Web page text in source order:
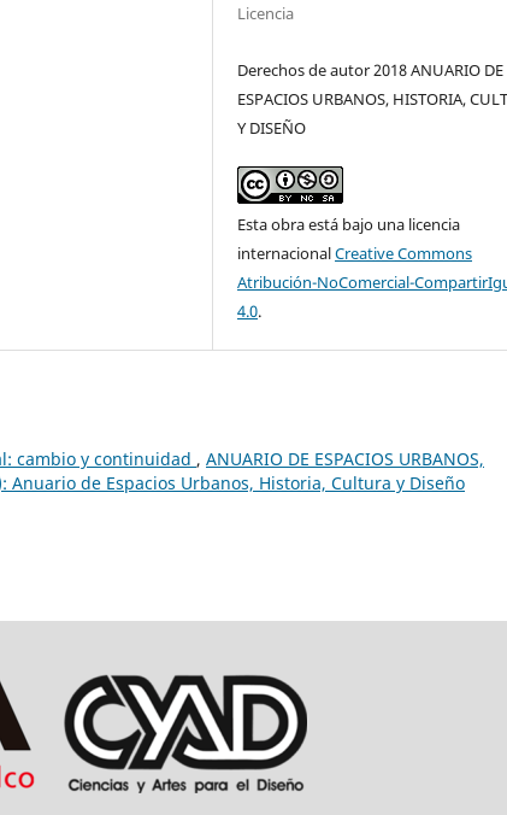
Licencia
Derechos de autor 2018 ANUARIO DE
ESPACIOS URBANOS, HISTORIA,
Y DISEÑO
Esta obra está bajo una licencia
internacionalCreative Commons
Atribución-NoComercial-
4.0.
cambio y continuidad , ANUARIO DE ESPACIOS URBANOS,
Anuario de Espacios Urbanos, Historia, Cultura y Diseño